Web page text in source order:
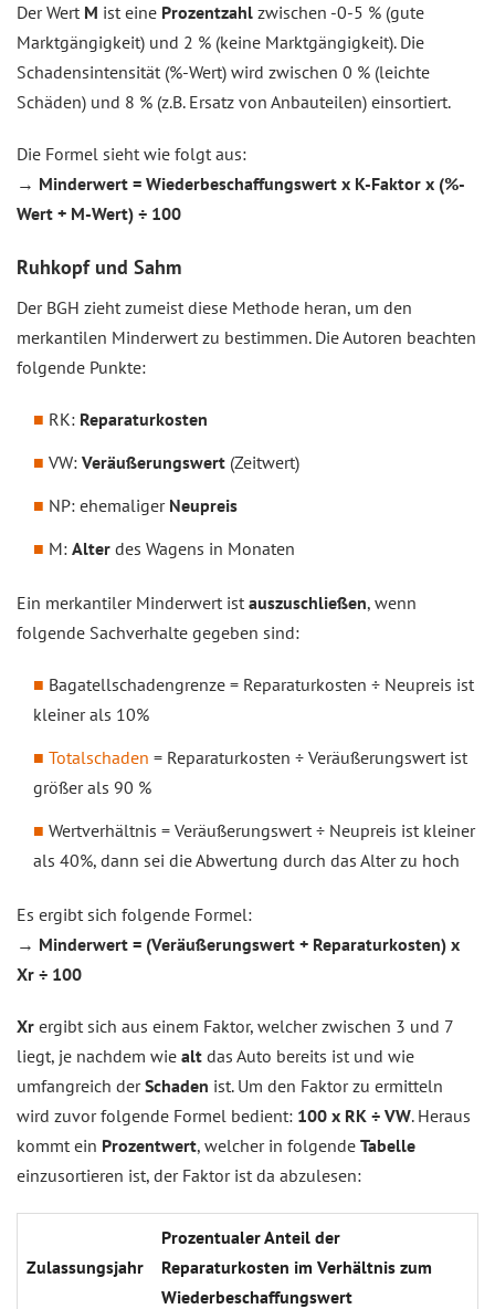
Der Wert M ist eine Prozentzahl zwischen -0-5 % (gute
Marktgängigkeit) und 2 % (keine Marktgängigkeit). Die
Schadensintensität (%-Wert) wird zwischen 0 % (leichte
Schäden) und 8 % (z.B. Ersatz von Anbauteilen) einsortiert.
Die Formel sieht wie folgt aus:
→ Minderwert = Wiederbeschaffungswert x K-Faktor x (%-
Wert + M-Wert) ÷ 100
Ruhkopf und Sahm
Der BGH zieht zumeist diese Methode heran, um den
merkantilen Minderwert zu bestimmen. Die Autoren beachten
folgende Punkte:
RK: Reparaturkosten
VW: Veräußerungswert (Zeitwert)
NP: ehemaliger Neupreis
M: Alter des Wagens in Monaten
Ein merkantiler Minderwert ist auszuschließen, wenn
folgende Sachverhalte gegeben sind:
Bagatellschadengrenze = Reparaturkosten ÷ Neupreis ist
kleiner als 10%
Totalschaden = Reparaturkosten ÷ Veräußerungswert ist
größer als 90 %
Wertverhältnis = Veräußerungswert ÷ Neupreis ist kleiner
als 40%, dann sei die Abwertung durch das Alter zu hoch
Es ergibt sich folgende Formel:
→ Minderwert = (Veräußerungswert + Reparaturkosten) x
Xr ÷ 100
Xr ergibt sich aus einem Faktor, welcher zwischen 3 und 7
liegt, je nachdem wie alt das Auto bereits ist und wie
umfangreich derSchaden ist. Um den Faktor zu ermitteln
wird zuvor folgende Formel bedient: 100 x RK ÷ VW. Heraus
kommt ein Prozentwert, welcher in folgende Tabelle
einzusortieren ist, der Faktor ist da abzulesen:
Zulassungsjahr
Prozentualer Anteil der
Reparaturkosten im Verhältnis zum
Wiederbeschaffungswert